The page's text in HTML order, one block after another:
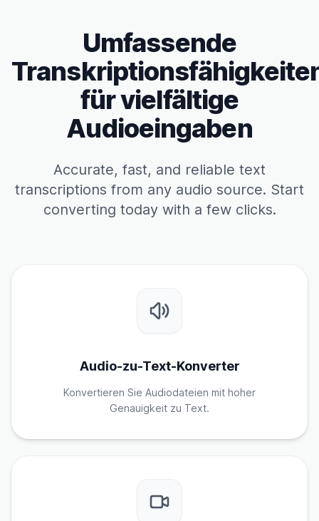
Umfassende
für vielfältige
Audioeingaben
Accurate, fast, and reliable text
transcriptions from any audio source. Start
converting today with a few clicks.
Audio-zu-Text-Konverter
Konvertieren Sie Audiodateien mit hoher
Genauigkeit zu Text.